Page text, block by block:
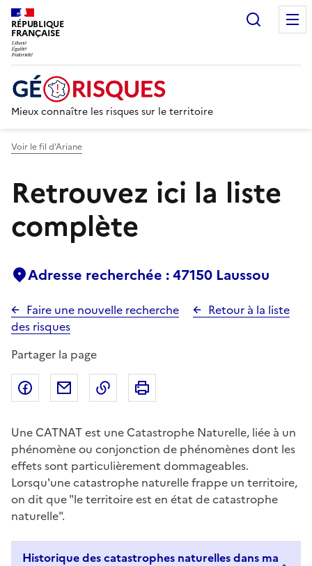
RÉPUBLIQUE
FRANÇAISE
Mieux connaître les risques sur le territoire
Voir le fil d’Ariane
Retrouvez ici la liste
complète
Adresse recherchée : 47150 Laussou
Faire une nouvelle recherche
Retour à la liste
des risques
Partager la page
Partager sur Facebook
Partager par emailCopier dans le presse-papier
Une CATNAT est une Catastrophe Naturelle, liée à un
phénomène ou conjonction de phénomènes dont les
effets sont particulièrement dommageables.
Lorsqu'une catastrophe naturelle frappe un territoire,
on dit que "le territoire est en état de catastrophe
naturelle".
Historique des catastrophes naturelles dans ma